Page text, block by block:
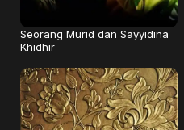
Seorang Murid dan Sayyidina
Khidhir